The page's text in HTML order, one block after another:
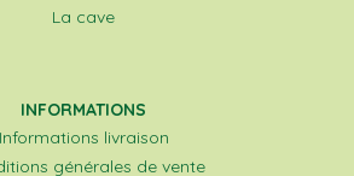
La cave
INFORMATIONS
Informations livraison
générales de vente